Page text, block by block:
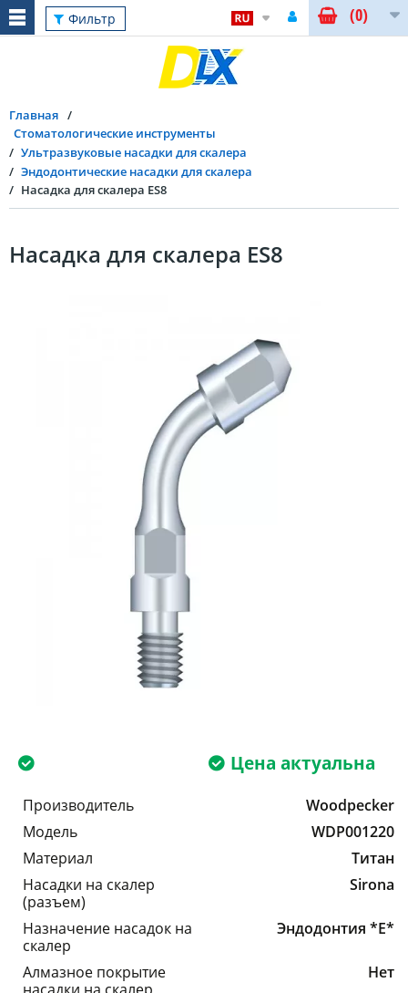
Фильтр (0)
Главная
Стоматологические инструменты
Ультразвуковые насадки для скалера
Эндодонтические насадки для скалера
Насадка для скалера ES8
Насадка для скалера ES8
Цена актуальна
Производитель
Woodpecker
Модель
WDP001220
Материал
Титан
Насадки на скалер
(разъем)
Sirona
Назначение насадок на
скалер
Эндодонтия *E*
Алмазное покрытие
Нет